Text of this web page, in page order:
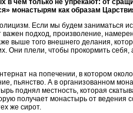
в чем только не упрекают: от
монастырям как образам
Если мы будем заниматься
подход, произволение,
выше того внешнего делания,
Они плели, чтобы прокормить себя,
на попечении, в котором
пьянство. А в организованном
поднял местность, которая
получает монастырь от ведения
же сирот.